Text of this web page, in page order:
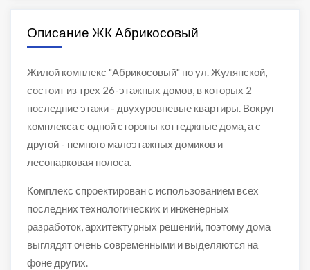
Описание ЖК Абрикосовый
Жилой комплекс "Абрикосовый" по ул. Жулянской,
состоит из трех 26-этажных домов, в которых 2
последние этажи - двухуровневые квартиры. Вокруг
комплекса с одной стороны коттеджные дома, а с
другой - немного малоэтажных домиков и
лесопарковая полоса.
Комплекс спроектирован с использованием всех
последних технологических и инженерных
разработок, архитектурных решений, поэтому дома
выглядят очень современными и выделяются на
фоне других.